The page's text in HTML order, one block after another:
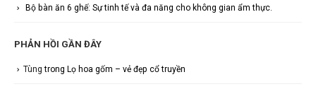
Bộ bàn ăn 6 ghế: Sự tinh tế và đa năng cho không gian ẩm thực.
PHẢN HỒI GẦN ĐÂY
Tùng trong Lọ hoa gốm – vẻ đẹp cổ truyền